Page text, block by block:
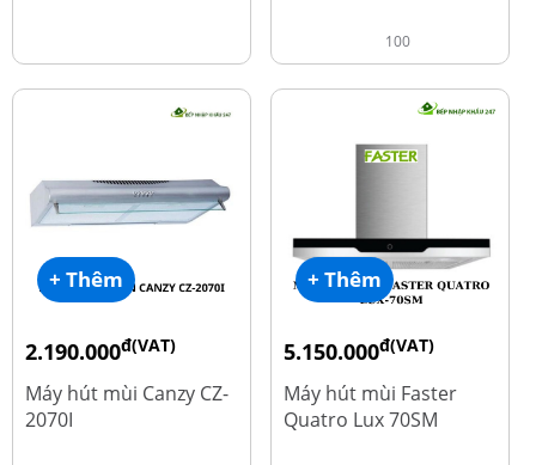
100
+ Thêm
2.190.000đ(VAT)
4.450.000
Máy hút mùi Canzy CZ-
2070I
+ Thêm
5.150.000đ(VAT)
9.700.000
Máy hút mùi Faster
Quatro Lux 70SM